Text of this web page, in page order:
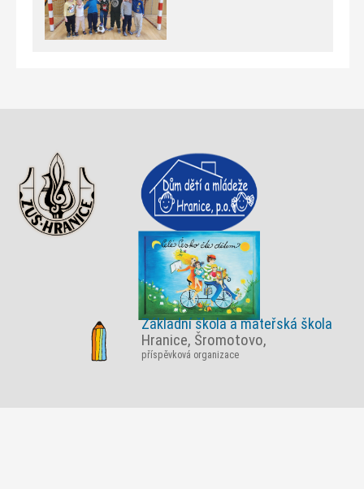
Základní škola a mateřská škola
Hranice, Šromotovo,
příspěvková organizace